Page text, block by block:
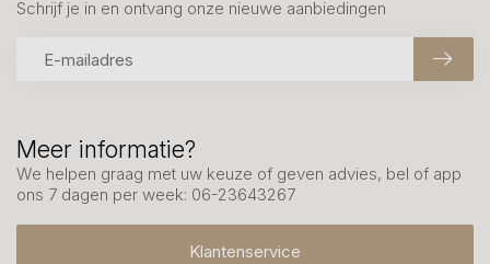
Meer informatie?
We helpen graag met uw keuze of geven advies, bel of app
ons 7 dagen per week: 06-23643267
Klantenservice
Schrijf je in en ontvang onze nieuwe aanbiedingen